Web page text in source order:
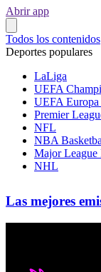
Abrir app
Todos los contenidos
Deportes populares
LaLiga
UEFA
UEFA Europa
Premier
NFL
NBA
Major League
NHL
Las mejores